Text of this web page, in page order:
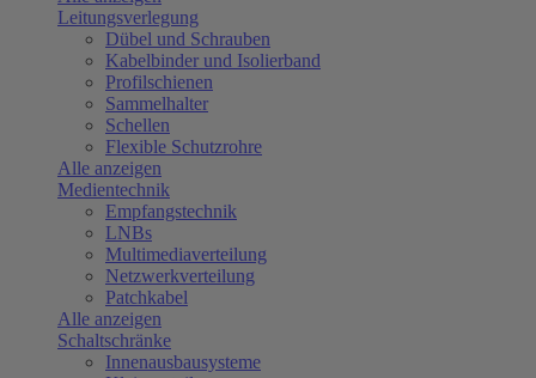
Leitungsverlegung
Dübel und Schrauben
Kabelbinder und Isolierband
Profilschienen
Sammelhalter
Schellen
Flexible Schutzrohre
Alle anzeigen
Medientechnik
Empfangstechnik
LNBs
Multimediaverteilung
Netzwerkverteilung
Patchkabel
Alle anzeigen
Schaltschränke
Innenausbausysteme